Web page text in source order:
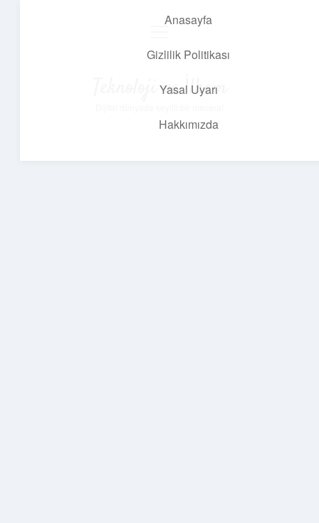
Anasayfa
Gizlilik Politikası
Yasal Uyarı
Hakkımızda
Teknoloji ve İlham